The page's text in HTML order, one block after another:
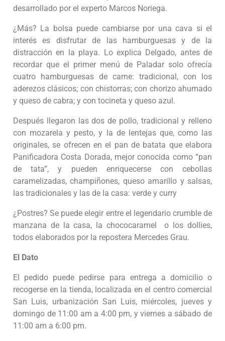
desarrollado por el experto Marcos Noriega.
¿Más? La bolsa puede cambiarse por una cava si el
interés es disfrutar de las hamburguesas y de la
distracción en la playa. Lo explica Delgado, antes de
recordar que el primer menú de Paladar solo ofrecía
cuatro hamburguesas de carne: tradicional, con los
aderezos clásicos; con chistorras; con chorizo ahumado
y queso de cabra; y con tocineta y queso azul.
Después llegaron las dos de pollo, tradicional y relleno
con mozarela y pesto, y la de lentejas que, como las
originales, se ofrecen en el pan de batata que elabora
Panificadora Costa Dorada, mejor conocida como “pan
de tata”, y pueden enriquecerse con cebollas
caramelizadas, champiñones, queso amarillo y salsas,
las tradicionales y las de la casa: verde y curry
¿Postres? Se puede elegir entre el legendario crumble de
manzana de la casa, la chococaramel o los dollies,
todos elaborados por la repostera Mercedes Grau.
El Dato
El pedido puede pedirse para entrega a domicilio o
recogerse en la tienda, localizada en el centro comercial
San Luis, urbanización San Luis, miércoles, jueves y
domingo de 11:00 am a 4:00 pm, y viernes a sábado de
11:00 am a 6:00 pm.